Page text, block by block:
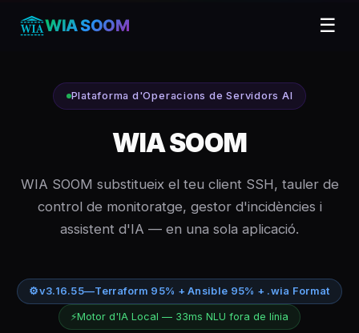
WIA SOOM ☰
Plataforma d'Operacions de Servidors AI
WIA SOOM
WIA SOOM substitueix el teu client SSH, tauler de
control de monitoratge, gestor d'incidències i
assistent d'IA — en una sola aplicació.
⚙v3.16.55—Terraform 95% + Ansible 95% + .wia Format
⚡Motor d'IA Local — 33ms NLU fora de línia